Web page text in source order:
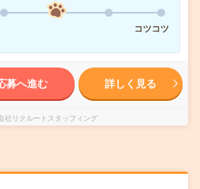
コツコツ
募へ進む 詳しく見る
社リクルートスタッフィング